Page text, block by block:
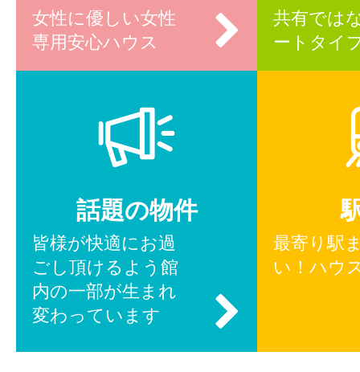
女性に優しい女性
専用安心ハウス
共有では
ートタイ
話題の物件
皆様が快適にお過
ごし頂けるよう館
内の一部が生まれ
変わっています
最寄り駅
い！ハウ